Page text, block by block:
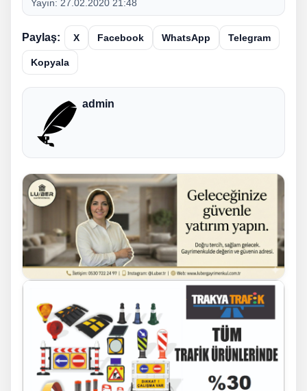
Yayın: 27.02.2020 21:48
Paylaş: X Facebook WhatsApp Telegram
Kopyala
admin